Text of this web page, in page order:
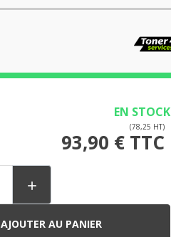
EN STOCK
(78,25 HT)
93,90 € TTC

AJOUTER AU PANIER